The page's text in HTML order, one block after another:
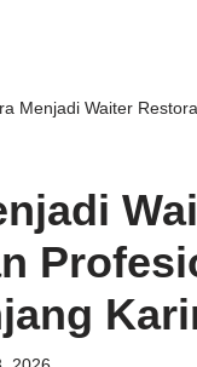
Menjadi Waiter